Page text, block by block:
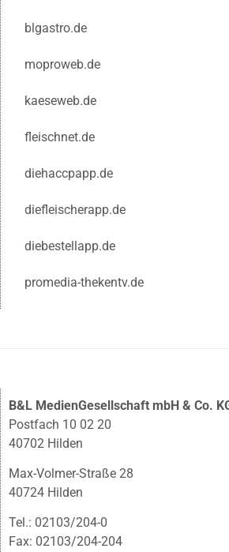
blgastro.de
moproweb.de
kaeseweb.de
fleischnet.de
diehaccpapp.de
diefleischerapp.de
diebestellapp.de
promedia-thekentv.de
B&L MedienGesellschaft mbH & Co.
Postfach 10 02 20
40702 Hilden
Max-Volmer-Straße 28
40724 Hilden
Tel.: 02103/204-0
Fax: 02103/204-204